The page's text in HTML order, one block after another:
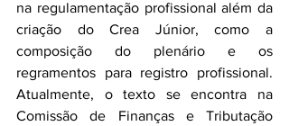
na regulamentação profissional além da
criação do Crea Júnior, como a
composição do plenário e os
regramentos para registro profissional.
Atualmente, o texto se encontra na
Comissão de Finanças e Tributação